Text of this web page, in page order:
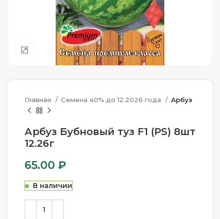
Нажмите, чтобы увеличить
Главная Семена 40% до 12.2026 года Арбуз
Арбуз Бубновый туз F1 (PS) 8шт
12.26г
65.00 ₽
В наличии